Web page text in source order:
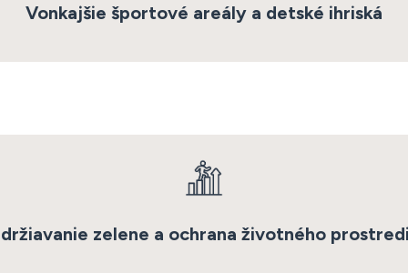
Vonkajšie športové areály a detské ihriská
zelene a ochrana životného